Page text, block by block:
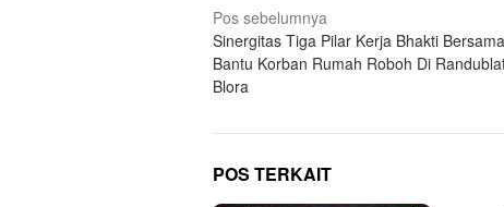
Navigasi
pos
Pos sebelumnya
Sinergitas Tiga Pilar Kerja Bhakti
Bantu Korban Rumah Roboh Di
Blora
POS TERKAIT